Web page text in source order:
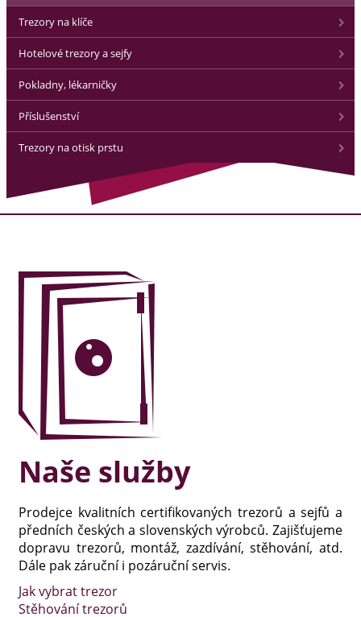
Trezory na klíče
Hotelové trezory a sejfy
Pokladny, lékarničky
Příslušenství
Trezory na otisk prstu
Naše služby
Prodejce kvalitních certifikovaných trezorů a sejfů a
předních českých a slovenských výrobců. Zajišťujeme
dopravu trezorů, montáž, zazdívání, stěhování, atd.
Dále pak záruční i pozáruční servis.
Jak vybrat trezor
Stěhování trezorů